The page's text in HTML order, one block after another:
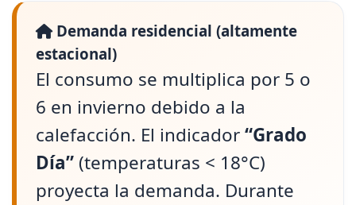
Demanda residencial (altamente
estacional)
El consumo se multiplica por 5 o
6 en invierno debido a la
calefacción. El indicador“Grado
Día” (temperaturas < 18°C)
proyecta la demanda. Durante